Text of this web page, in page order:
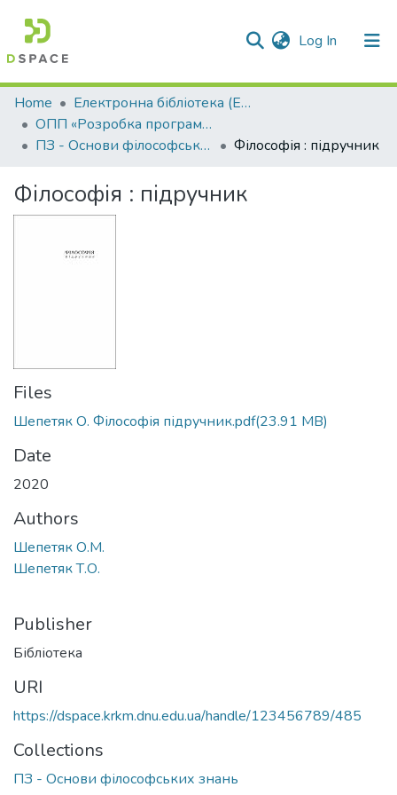
Log In (current)
Communities & Collections
All of DSpace
Home
Електронна бібліотека (E-Book)
ОПП «Розробка програмного забезпечення»
ПЗ - Основи філософських знань
Філософія : підручник
Філософія : підручник
Files
Шепетяк О. Філософія підручник.pdf(23.91 MB)
Date
2020
Authors
Шепетяк О.М.
Шепетяк Т.О.
Publisher
Бібліотека
URI
https://dspace.krkm.dnu.edu.ua/handle/123456789/485
Collections
ПЗ - Основи філософських знань